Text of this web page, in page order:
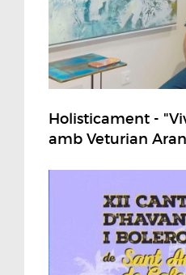
Holisticament -
amb Veturian